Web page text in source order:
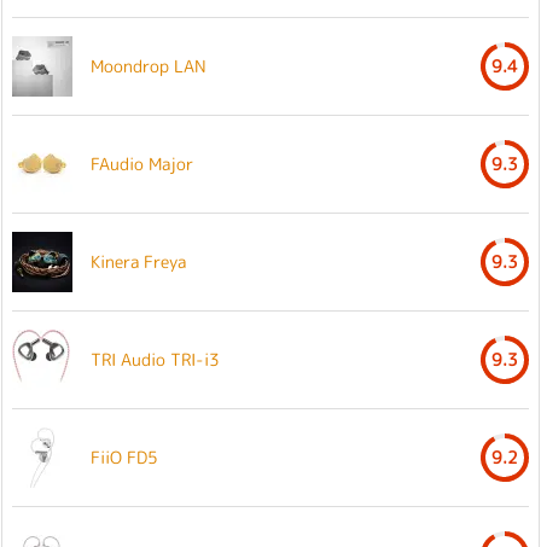
Moondrop LAN 9.4
FAudio Major 9.3
Kinera Freya 9.3
TRI Audio TRI-i3 9.3
FiiO FD5 9.2